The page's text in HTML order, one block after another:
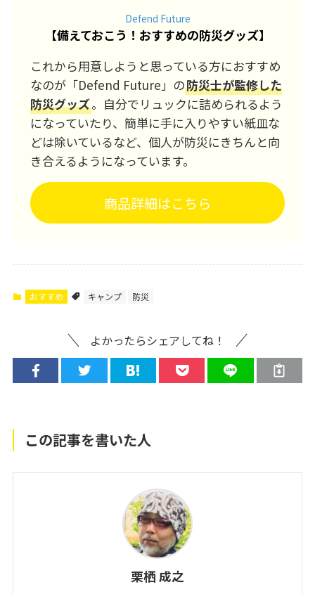
Defend Future
【備えておこう！おすすめの防災グッズ】
これから用意しようと思っている方におすすめ
なのが「Defend Future」の防災士が監修した
防災グッズ。自分でリュックに詰められるよう
になっていたり、簡単に手に入りやすい紙皿な
どは除いているなど、個人が防災にきちんと向
き合えるようになっています。
商品詳細はこちら
おすすめ キャンプ 防災
よかったらシェアしてね！
この記事を書いた人
栗栖 成之